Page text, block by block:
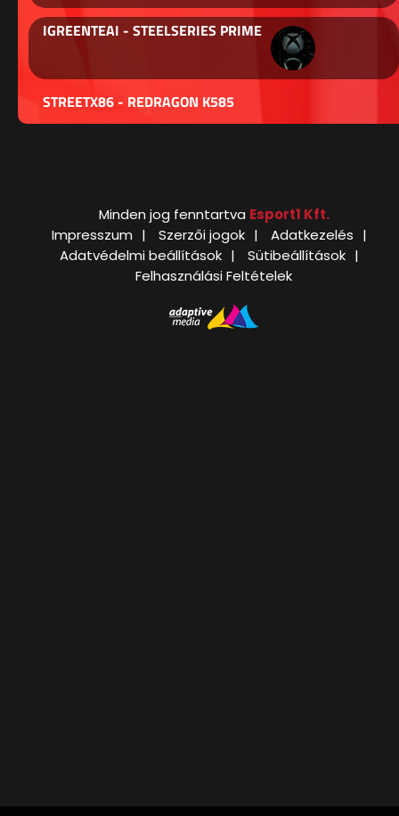
IGREENTEAI - STEELSERIES PRIME
STREETX86 - REDRAGON K585
Minden jog fenntartva Esport1 Kft.
Impresszum
Szerzői jogok
Adatkezelés
Adatvédelmi beállítások
Sütibeállítások
Felhasználási Feltételek